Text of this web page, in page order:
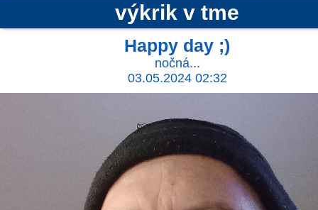
výkrik v tme
Happy day ;)
nočná...
03.05.2024 02:32